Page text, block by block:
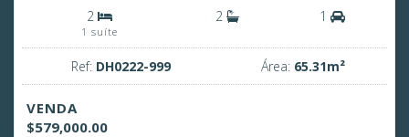
2
1 suíte
2 1
Ref: DH0222-999 Área: 65.31m²
VENDA
$579,000.00